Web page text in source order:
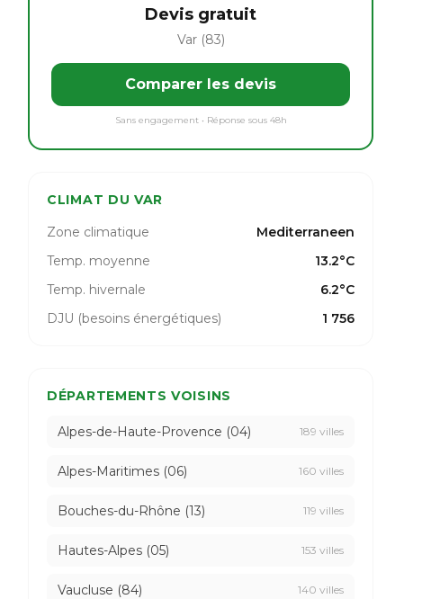
Devis gratuit
Var (83)
Comparer les devis
Sans engagement • Réponse sous 48h
CLIMAT DU VAR
Zone climatique
Mediterraneen
Temp. moyenne
13.2°C
Temp. hivernale
6.2°C
DJU (besoins énergétiques)
1 756
DÉPARTEMENTS VOISINS
Alpes-de-Haute-Provence (04) 189 villes
Alpes-Maritimes (06) 160 villes
Bouches-du-Rhône (13) 119 villes
Hautes-Alpes (05) 153 villes
Vaucluse (84) 140 villes